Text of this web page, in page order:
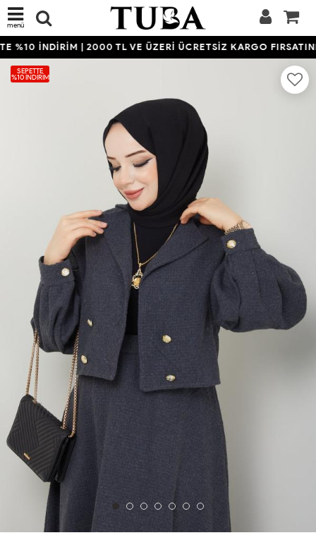
menü
%10 İNDİRİM | 2000 TL VE ÜZERİ ÜCRETSİZ KARGO FIRSATINI
SEPETTE
%10 İNDIRIM